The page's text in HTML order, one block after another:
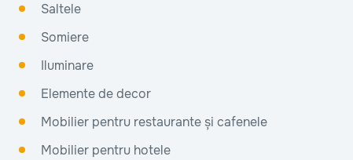
Saltele
Somiere
Iluminare
Elemente de decor
Mobilier pentru restaurante și cafenele
Mobilier pentru hotele